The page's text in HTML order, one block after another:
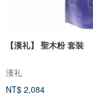
【漢礼】 聖木粉 套裝
漢礼
NT$ 2,084